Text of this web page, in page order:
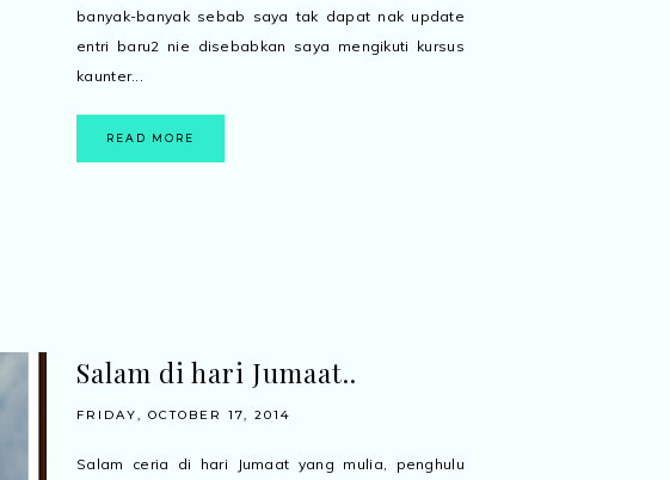
banyak-banyak sebab saya tak dapat nak update
entri baru2 nie disebabkan saya mengikuti kursus
kaunter...
READ MORE
Salam di hari Jumaat..
FRIDAY, OCTOBER 17, 2014
Salam ceria di hari Jumaat yang mulia, penghulu